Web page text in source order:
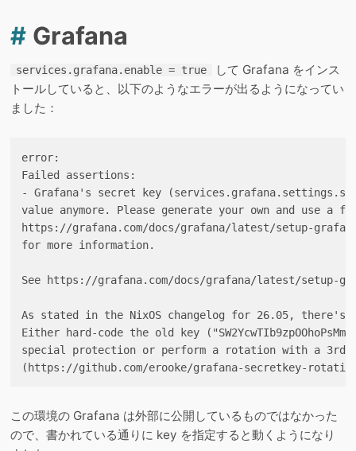
# Grafana
services.grafana.enable = true
して Grafana をインス
トールしていると、以下のようなエラーが出るようになってい
ました：
error:
Failed assertions:
- Grafana's secret key
value anymore. Please generate your own and use
https://grafana.com/docs/grafana/latest/setup-
for more information.
See https://grafana.com/docs/grafana/latest/setup-
As stated in the NixOS changelog for 26.05,
Either hard-code the old key
special protection or perform a rotation with a
この環境の Grafana は外部に公開しているものではなかった
ので、書かれている通りに key を指定すると動くようになり